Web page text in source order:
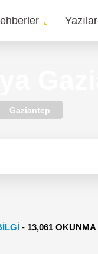
Yazılar
Gaziantep
- 13,061 OKUNMA